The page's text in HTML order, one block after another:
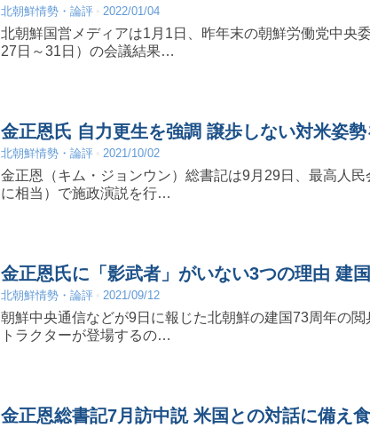
北朝鮮情勢・論評 2022/01/04
北朝鮮国営メディアは1月1日、昨年末の朝鮮労働党中央
27日～31日）の会議結果…
金正恩氏 自力更生を強調 譲歩しない対米姿
北朝鮮情勢・論評 2021/10/02
金正恩（キム・ジョンウン）総書記は9月29日、最高人
に相当）で施政演説を行…
金正恩氏に「影武者」がいない3つの理由 建
北朝鮮情勢・論評 2021/09/12
朝鮮中央通信などが9日に報じた北朝鮮の建国73周年の
トラクターが登場するの…
金正恩総書記7月訪中説 米国との対話に備え